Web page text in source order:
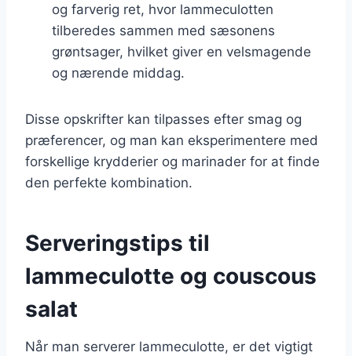
og farverig ret, hvor lammeculotten
tilberedes sammen med sæsonens
grøntsager, hvilket giver en velsmagende
og nærende middag.
Disse opskrifter kan tilpasses efter smag og
præferencer, og man kan eksperimentere med
forskellige krydderier og marinader for at finde
den perfekte kombination.
Serveringstips til
lammeculotte og couscous
salat
Når man serverer lammeculotte, er det vigtigt